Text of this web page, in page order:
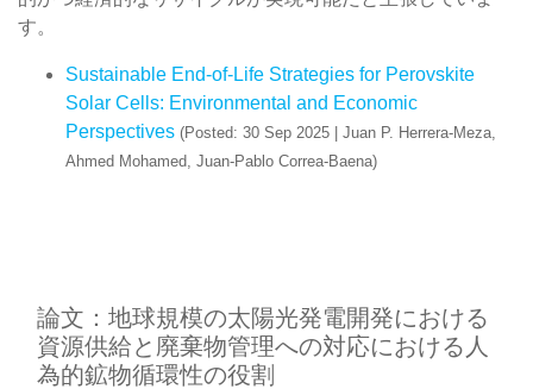
す。
Sustainable End-of-Life Strategies for Perovskite
Solar Cells: Environmental and Economic
Perspectives (Posted: 30 Sep 2025 | Juan P. Herrera-Meza,
Ahmed Mohamed, Juan-Pablo Correa-Baena)
論文：地球規模の太陽光発電開発における
資源供給と廃棄物管理への対応における人
為的鉱物循環性の役割